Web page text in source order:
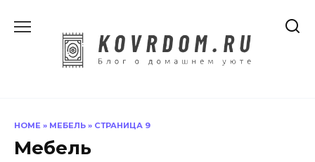
содержанию
HOME » МЕБЕЛЬ » СТРАНИЦА 9
Мебель